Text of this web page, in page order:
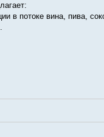
в потоке вина, пива,